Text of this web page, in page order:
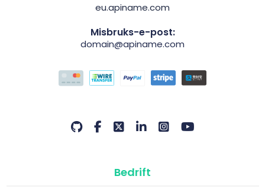
eu.apiname.com
Misbruks-e-post:
domain@apiname.com
Bedrift